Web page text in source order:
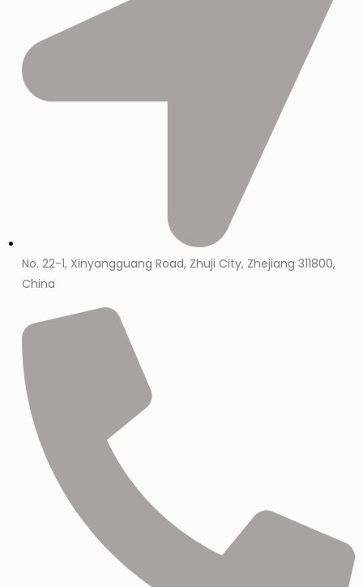
No. 22-1, Xinyangguang Road, Zhuji City, Zhejiang 311800,
China